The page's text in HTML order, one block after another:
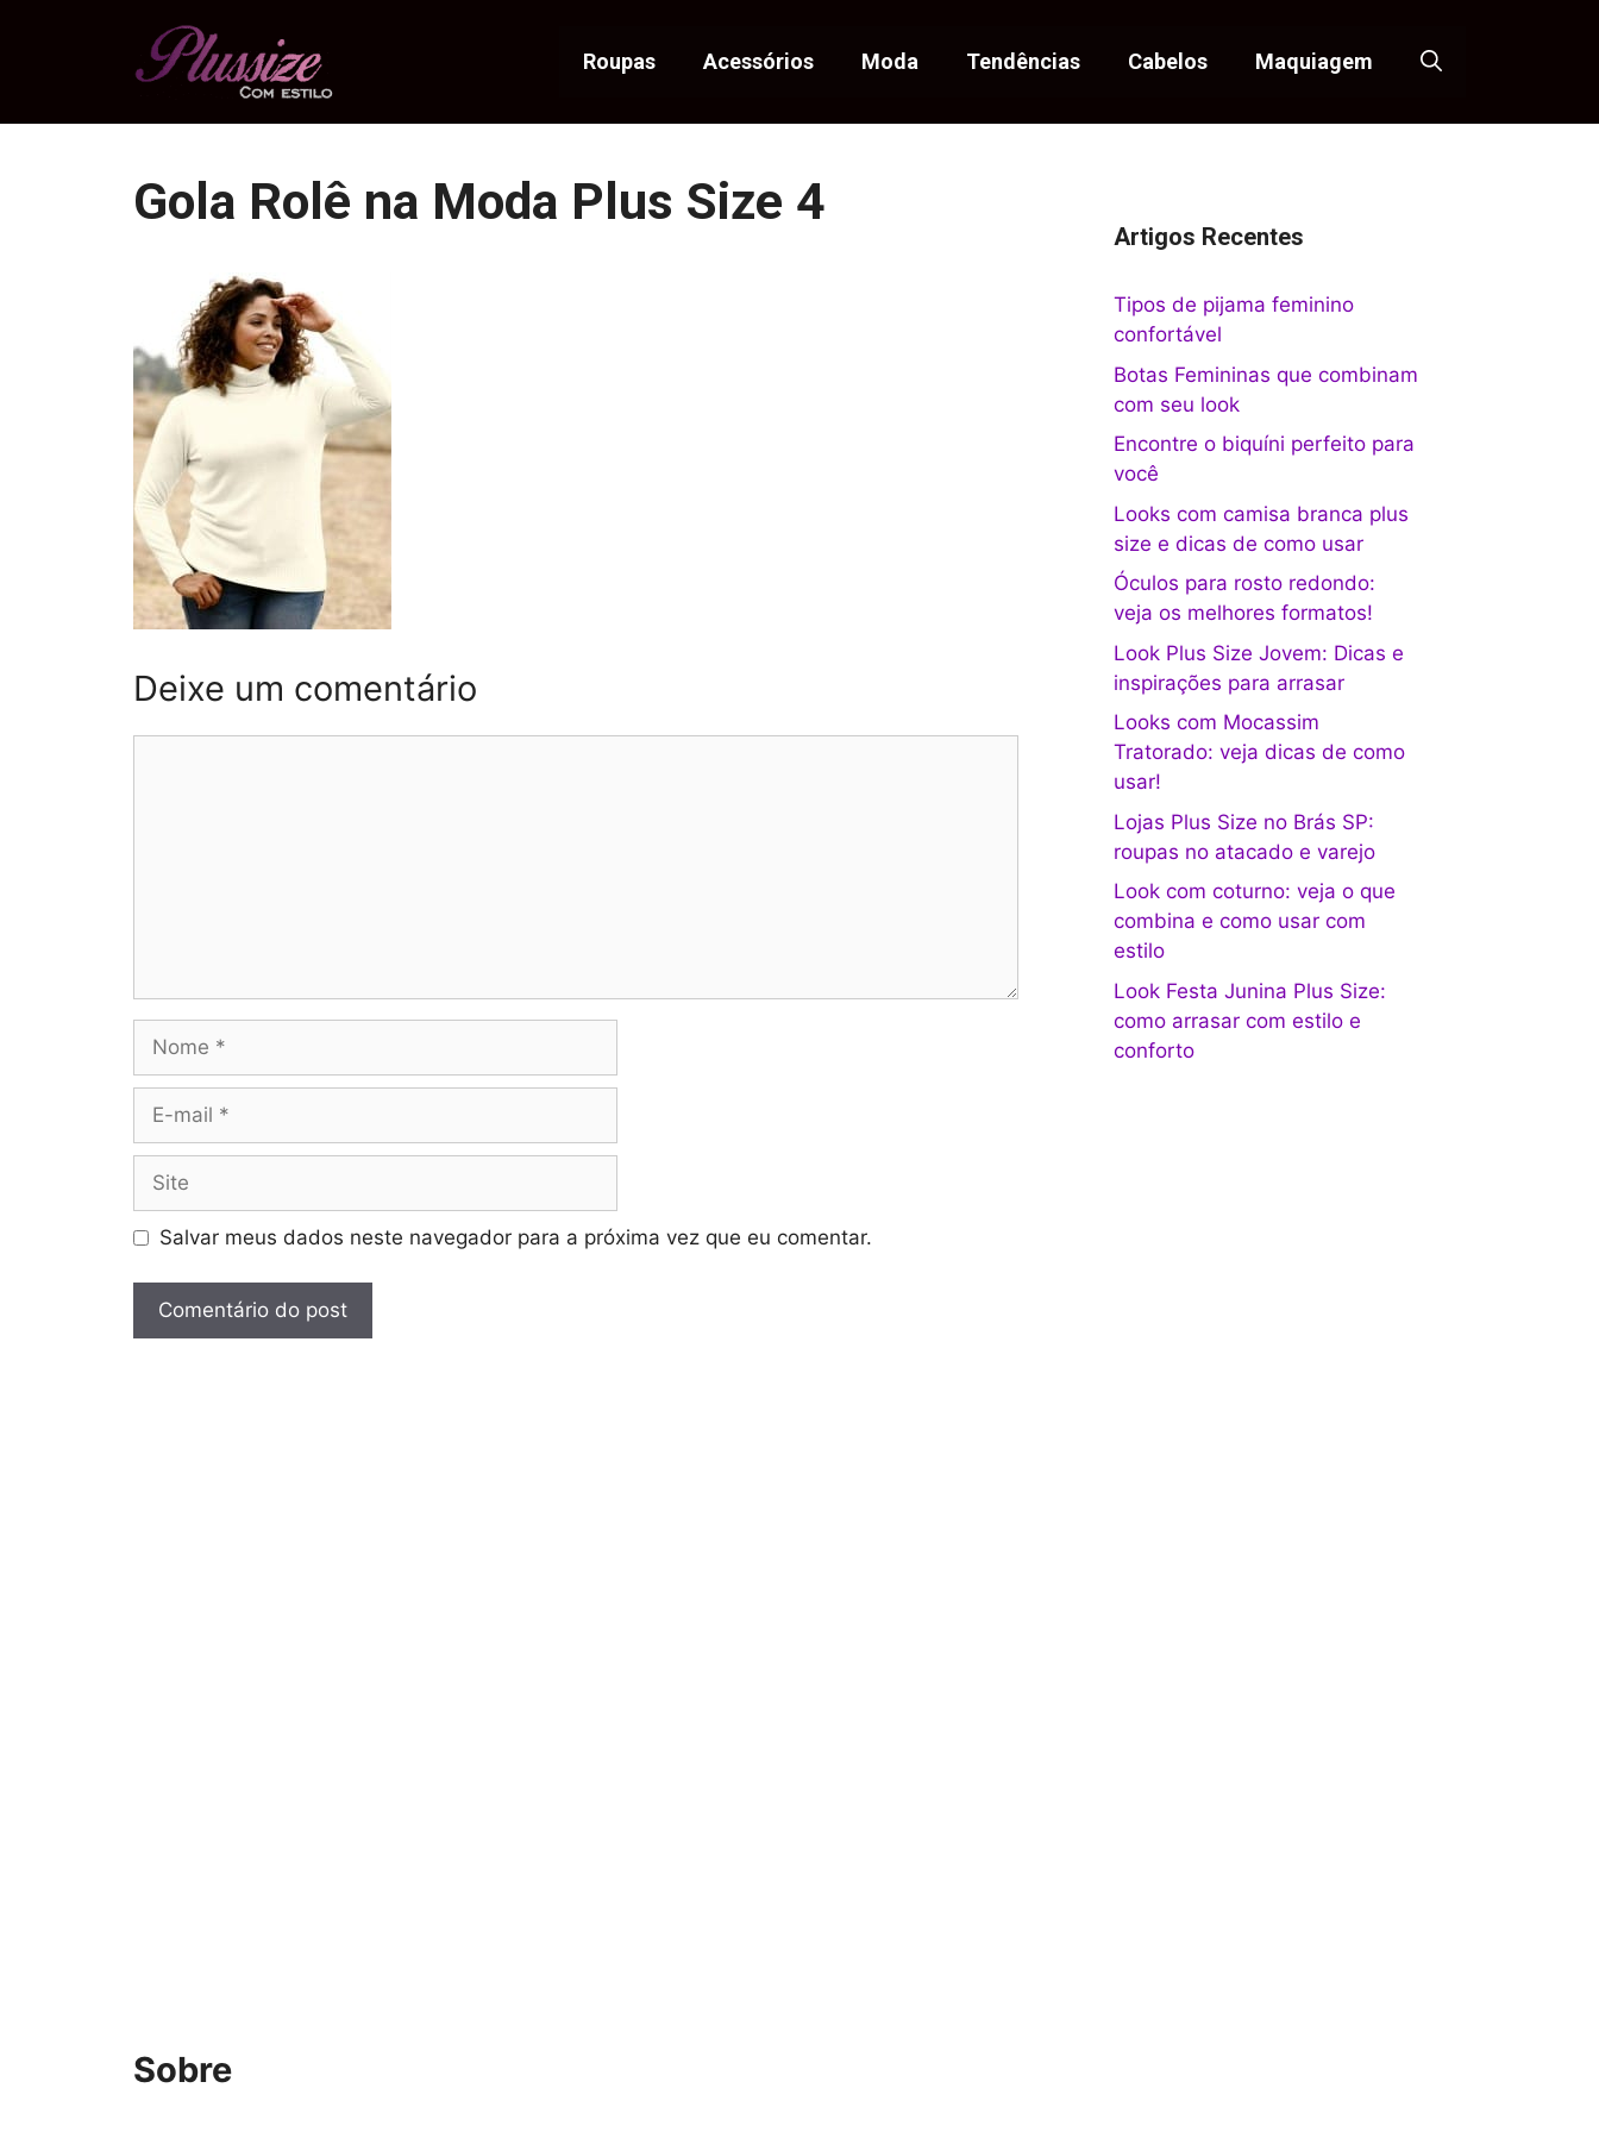
Roupas Acessórios Moda Tendências Cabelos Maquiagem
Gola Rolê na Moda Plus Size 4
Deixe um comentário
mail
Salvar meus dados neste navegador para a próxima vez que eu comentar.
Artigos Recentes
Tipos de pijama feminino
confortável
Botas Femininas que combinam
com seu look
Encontre o biquíni perfeito para
você
Looks com camisa branca plus
size e dicas de como usar
Óculos para rosto redondo:
veja os melhores formatos!
Look Plus Size Jovem: Dicas e
inspirações para arrasar
Looks com Mocassim
Tratorado: veja dicas de como
usar!
Lojas Plus Size no Brás SP:
roupas no atacado e varejo
Look com coturno: veja o que
combina e como usar com
estilo
Look Festa Junina Plus Size:
como arrasar com estilo e
conforto
Sobre